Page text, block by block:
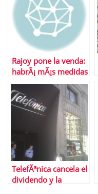
Rajoy pone la venda:
habrÃ¡ mÃ¡s medidas
de recortes
TelefÃ³nica cancela el
dividendo y la